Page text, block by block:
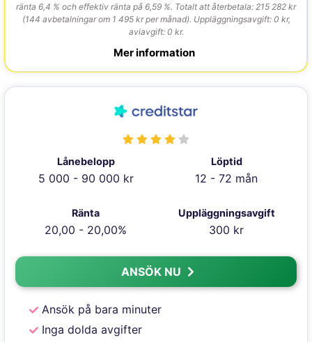
ränta 6,4 % och effektiv ränta på 6,59 %. Totalt att återbetala: 215 282 kr
(144 avbetalningar om 1 495 kr per månad). Uppläggningsavgift: 0 kr,
aviavgift: 0 kr.
Mer information
Lånebelopp
5 000 - 90 000 kr
Löptid
12 - 72 mån
Ränta
20,00 - 20,00%
Uppläggningsavgift
300 kr
ANSÖK NU
Ansök på bara minuter
Inga dolda avgifter